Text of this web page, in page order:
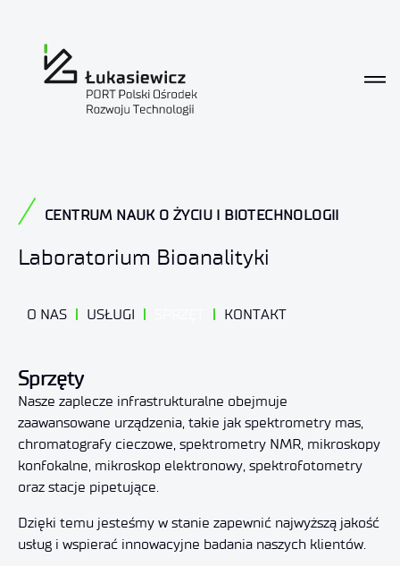
CENTRUM NAUK O ŻYCIU I BIOTECHNOLOGII
Laboratorium Bioanalityki
O NAS USŁUGI KONTAKT
Sprzęty
Nasze zaplecze infrastrukturalne obejmuje
zaawansowane urządzenia, takie jak spektrometry mas,
chromatografy cieczowe, spektrometry NMR, mikroskopy
konfokalne, mikroskop elektronowy, spektrofotometry
oraz stacje pipetujące.
Dzięki temu jesteśmy w stanie zapewnić najwyższą jakość
usług i wspierać innowacyjne badania naszych klientów.